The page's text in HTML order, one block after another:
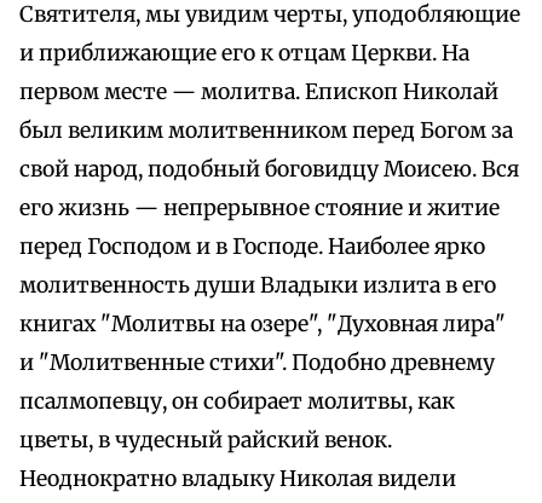
Святителя, мы увидим черты, уподобляющие
и приближающие его к отцам Церкви. На
первом месте — молитва. Епископ Николай
был великим молитвенником перед Богом за
свой народ, подобный боговидцу Моисею. Вся
его жизнь — непрерывное стояние и житие
перед Господом и в Господе. Наиболее ярко
молитвенность души Владыки излита в его
книгах "Молитвы на озере", "Духовная лира"
и "Молитвенные стихи". Подобно древнему
псалмопевцу, он собирает молитвы, как
цветы, в чудесный райский венок.
Неоднократно владыку Николая видели